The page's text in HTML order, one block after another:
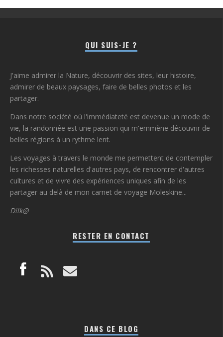
QUI SUIS-JE ?
J'aime admirer la Nature, découvrir des sites, leur histoire,
admirer de beaux paysages, faire de belles photos et les
partager.
Dans notre société où l'immédiateté est devenue un mode de
vie, la randonnée est une passion qui m'emmène découvrir de
belles régions à un rythme lent.
Les voyages à travers le monde me permettent de contempler
les richesses naturelles d'autres pays, de rencontrer d'autres
cultures et de vivre des expériences uniques afin de les
partager au delà de mon carnet de voyage Moleskine...
Dilk@
RESTER EN CONTACT
DANS CE BLOG